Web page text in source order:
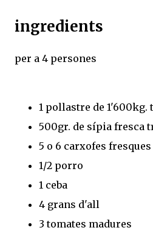
ingredients
per a 4 persones
1 pollastre de 1'600kg.
500gr. de sípia fresca
5 o 6 carxofes fresques
1/2 porro
1 ceba
4 grans d'all
3 tomates madures